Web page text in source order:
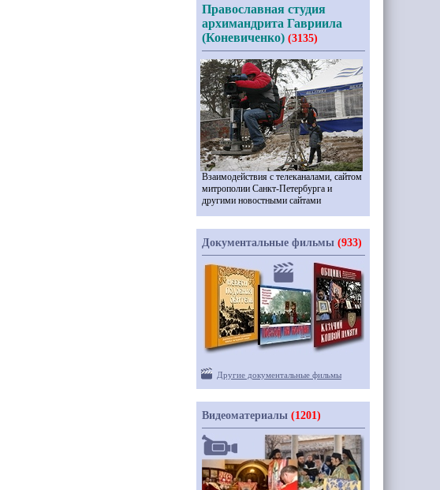
Православная студия
архимандрита Гавриила
(Коневиченко) (3135)
Взаимодействия с телеканалами, сайтом
митрополии Санкт-Петербурга и
другими новостными сайтами
Документальные фильмы (933)
Другие документальные фильмы
Видеоматериалы (1201)